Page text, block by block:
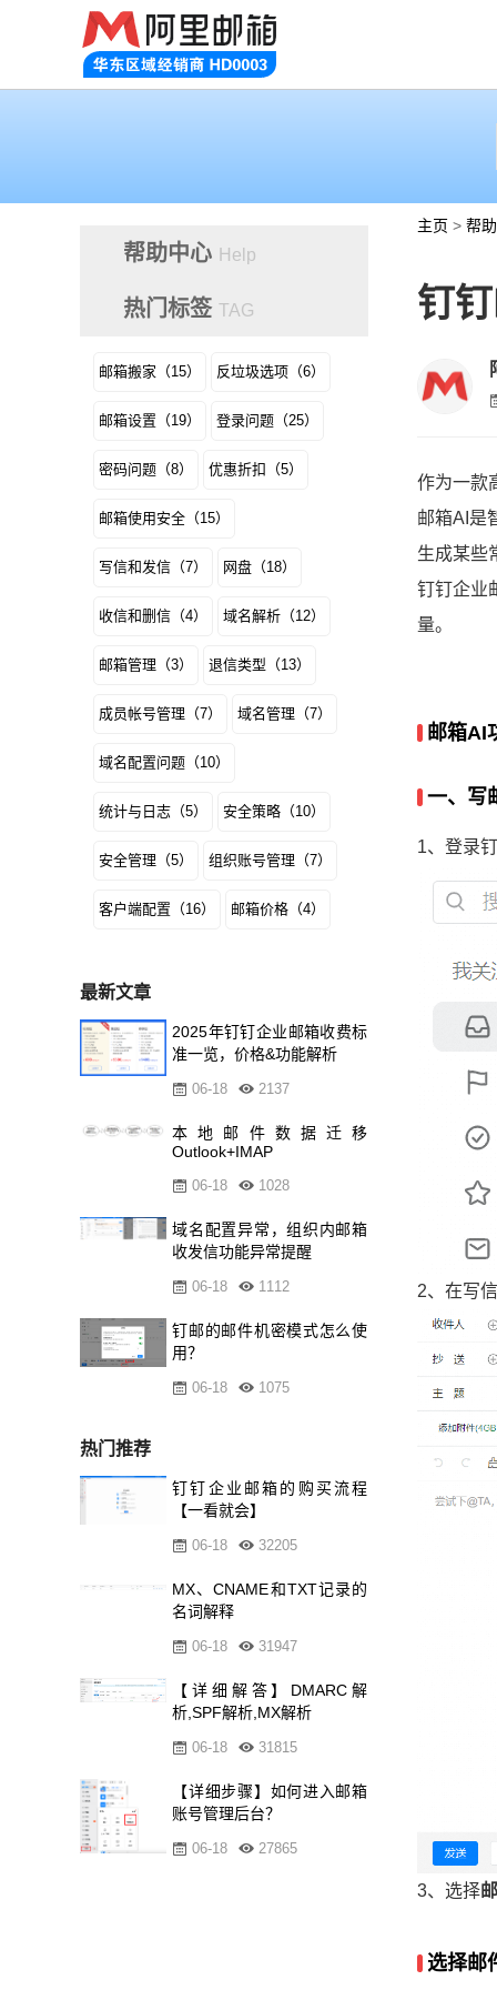
主页 > 帮助
钉
作为一款
邮箱AI是
生成某些
钉钉企业
量。
邮箱AI
一、写
1、登录
2、在写
3、选择
选择邮
帮助中心 Help
热门标签 TAG
邮箱搬家（15） 反垃圾选项（6）
邮箱设置（19） 登录问题（25）
密码问题（8） 优惠折扣（5）
邮箱使用安全（15）
写信和发信（7） 网盘（18）
收信和删信（4） 域名解析（12）
邮箱管理（3） 退信类型（13）
成员帐号管理（7） 域名管理（7）
域名配置问题（10）
统计与日志（5） 安全策略（10）
安全管理（5） 组织账号管理（7）
客户端配置（16） 邮箱价格（4）
最新文章
2025年钉钉企业邮箱收费标
准一览，价格&功能解析
06-18 2137
本地邮件数据迁移
Outlook+IMAP
06-18 1028
域名配置异常，组织内邮箱
收发信功能异常提醒
06-18 1112
钉邮的邮件机密模式怎么使
用？
06-18 1075
热门推荐
钉钉企业邮箱的购买流程
【一看就会】
06-18 32205
MX、CNAME和TXT记录的
名词解释
06-18 31947
【详细解答】DMARC解
析,SPF解析,MX解析
06-18 31815
【详细步骤】如何进入邮箱
账号管理后台？
06-18 27865